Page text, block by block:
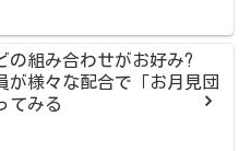
の組み合わせがお好み?
が様々な配合で「お月見団
てみる